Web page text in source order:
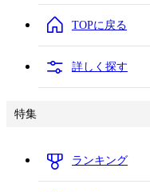
TOPに戻る
詳しく探す
特集
ランキング